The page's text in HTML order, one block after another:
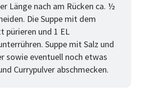
Länge nach am Rücken ca. ½
Die Suppe mit dem
pürieren und 1 EL
Suppe mit Salz und
sowie eventuell noch etwas
Currypulver abschmecken.